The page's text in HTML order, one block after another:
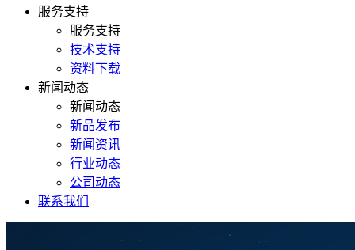
服务支持
服务支持
技术支持
资料下载
新闻动态
新闻动态
新品发布
新闻资讯
行业动态
公司动态
联系我们